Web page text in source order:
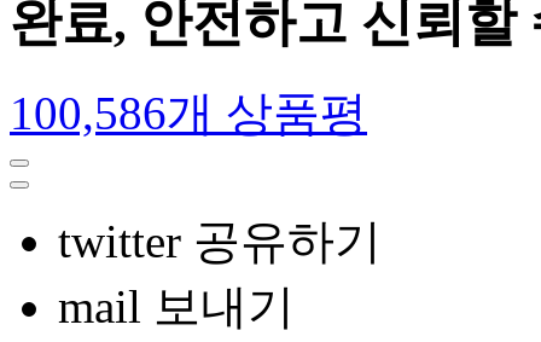
완료, 안전하고 신뢰할
100,586개 상품평
twitter 공유하기
mail 보내기